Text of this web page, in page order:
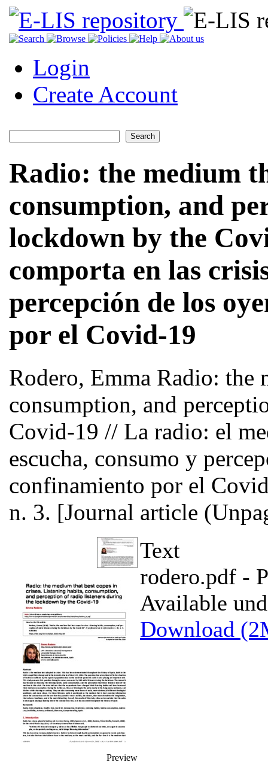
Login
Create Account
Radio: the medium
consumption, and
lockdown by the
comporta en las
percepción de los
por el Covid-19
Rodero, Emma Radio: the
consumption, and
Covid-19 // La radio: el
escucha, consumo y
confinamiento por el
n. 3. [Journal article
Preview
Text
rodero.pdf -
Available
Download